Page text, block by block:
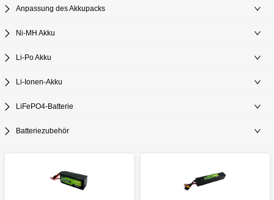
Anpassung des Akkupacks
Ni-MH Akku
Li-Po Akku
Li-Ionen-Akku
LiFePO4-Batterie
Batteriezubehör